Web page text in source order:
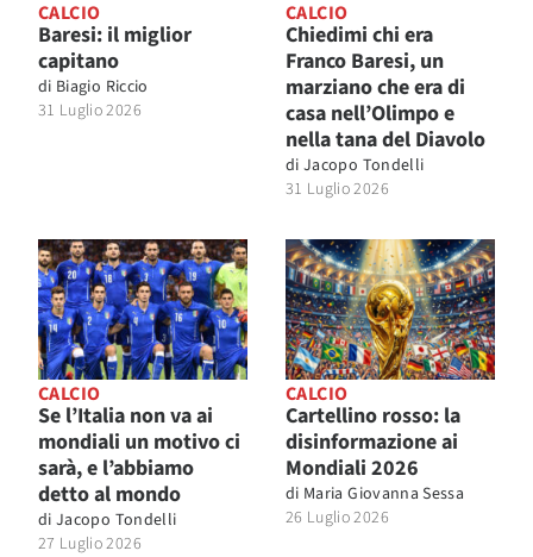
CALCIO
Baresi: il miglior
capitano
di Biagio Riccio
31 Luglio 2026
CALCIO
Chiedimi chi era
Franco Baresi, un
marziano che era di
casa nell’Olimpo e
nella tana del Diavolo
di Jacopo Tondelli
31 Luglio 2026
CALCIO
Se l’Italia non va ai
mondiali un motivo ci
sarà, e l’abbiamo
detto al mondo
di Jacopo Tondelli
27 Luglio 2026
CALCIO
Cartellino rosso: la
disinformazione ai
Mondiali 2026
di Maria Giovanna Sessa
26 Luglio 2026